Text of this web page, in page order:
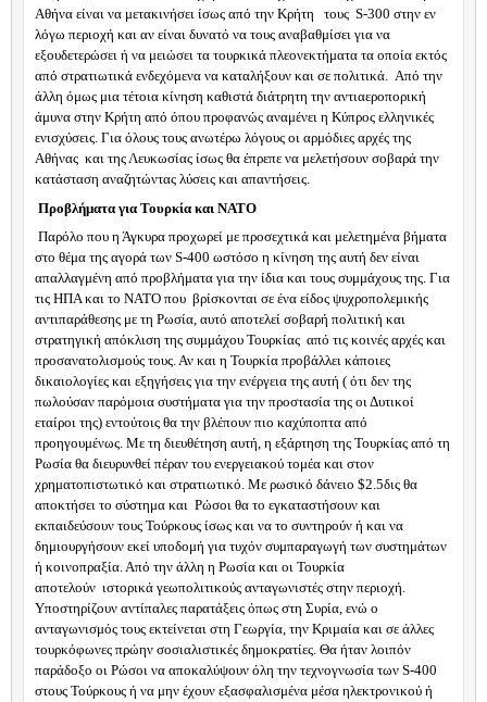
Αθήνα είναι να μετακινήσει ίσως από την Κρήτη
τους S-300 στην εν
λόγω περιοχή και αν είναι δυνατό να τους αναβαθμίσει για να
εξουδετερώσει ή να μειώσει τα τουρκικά πλεονεκτήματα τα οποία εκτός
από στρατιωτικά ενδεχόμενα να καταλήξουν και σε πολιτικά. Από την
άλλη όμως μια τέτοια κίνηση καθιστά διάτρητη την αντιαεροπορική
άμυνα στην Κρήτη από όπου προφανώς αναμένει η Κύπρος ελληνικές
ενισχύσεις. Για όλους τους ανωτέρω λόγους οι αρμόδιες αρχές της
Αθήνας και της Λευκωσίας ίσως θα έπρεπε να μελετήσουν σοβαρά την
κατάσταση αναζητώντας λύσεις και απαντήσεις.
Προβλήματα για Τουρκία και ΝΑΤΟ
Παρόλο που η Άγκυρα προχωρεί με προσεχτικά και μελετημένα βήματα
στο θέμα της αγορά των S-400 ωστόσο η κίνηση της αυτή δεν είναι
απαλλαγμένη από προβλήματα για την ίδια και τους συμμάχους της. Για
τις ΗΠΑ και το ΝΑΤΟ που βρίσκονται σε ένα είδος ψυχροπολεμικής
αντιπαράθεσης με τη Ρωσία, αυτό αποτελεί σοβαρή πολιτική και
στρατηγική απόκλιση της συμμάχου Τουρκίας από τις κοινές αρχές και
προσανατολισμούς τους. Αν και η Τουρκία προβάλλει κάποιες
δικαιολογίες και εξηγήσεις για την ενέργεια της αυτή ( ότι δεν της
πωλούσαν παρόμοια συστήματα για την προστασία της οι Δυτικοί
εταίροι της) εντούτοις θα την βλέπουν πιο καχύποπτα από
προηγουμένως. Με τη διευθέτηση αυτή, η εξάρτηση της Τουρκίας από τη
Ρωσία θα διευρυνθεί πέραν του ενεργειακού τομέα και στον
χρηματοπιστωτικό και στρατιωτικό. Με ρωσικό δάνειο $2.5δις θα
αποκτήσει το σύστημα και Ρώσοι θα το εγκαταστήσουν και
εκπαιδεύσουν τους Τούρκους ίσως και να το συντηρούν ή και να
δημιουργήσουν εκεί υποδομή για τυχόν συμπαραγωγή των συστημάτων
ή κοινοπραξία. Από την άλλη η Ρωσία και οι Τουρκία
αποτελούν ιστορικά γεωπολιτικούς ανταγωνιστές στην περιοχή.
Υποστηρίζουν αντίπαλες παρατάξεις όπως στη Συρία, ενώ ο
ανταγωνισμός τους εκτείνεται στη Γεωργία, την Κριμαία και σε άλλες
τουρκόφωνες πρώην σοσιαλιστικές δημοκρατίες. Θα ήταν λοιπόν
παράδοξο οι Ρώσοι να αποκαλύψουν όλη την τεχνογνωσία των S-400
στους Τούρκους ή να μην έχουν εξασφαλισμένα μέσα ηλεκτρονικού ή